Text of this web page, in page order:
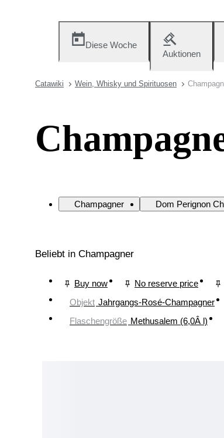
Diese Woche
Auktionen
Catawiki Wein, Whisky und Spirituosen
Champagner Dom Perignon
Beliebt in Champagner
Buy now No reserve price
Objekt Jahrgangs-Rosé-Champagner
Flaschengröße Methusalem (6,0Â l)